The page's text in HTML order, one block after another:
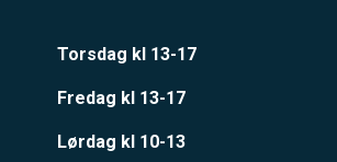
Torsdag kl 13-17
Fredag kl 13-17
Lørdag kl 10-13